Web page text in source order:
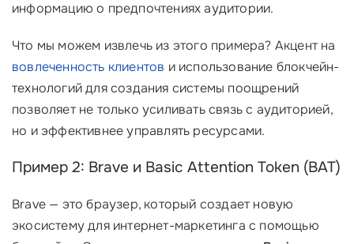
информацию о предпочтениях аудитории.
Что мы можем извлечь из этого примера? Акцент на
вовлеченность клиентов и использование блокчейн-
технологий для создания системы поощрений
позволяет не только усиливать связь с аудиторией,
но и эффективнее управлять ресурсами.
Пример 2: Brave и Basic Attention Token (BAT)
Brave — это браузер, который создает новую
экосистему для интернет-маркетинга с помощью